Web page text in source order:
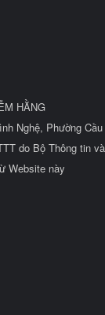
HẰNG
Nghệ, Phường
do Bộ Thông tin
Website này